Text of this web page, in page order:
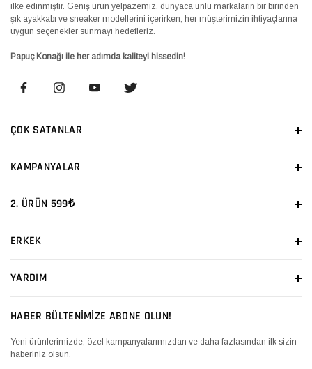
ilke edinmiştir. Geniş ürün yelpazemiz, dünyaca ünlü markaların bir birinden
şık ayakkabı ve sneaker modellerini içerirken, her müşterimizin ihtiyaçlarına
uygun seçenekler sunmayı hedefleriz.
Papuç Konağı ile her adımda kaliteyi hissedin!
ÇOK SATANLAR
KAMPANYALAR
2. ÜRÜN 599₺
ERKEK
YARDIM
HABER BÜLTENİMİZE ABONE OLUN!
Yeni ürünlerimizde, özel kampanyalarımızdan ve daha fazlasından ilk sizin
haberiniz olsun.